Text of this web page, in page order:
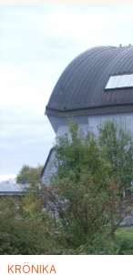
KRÖNIKA